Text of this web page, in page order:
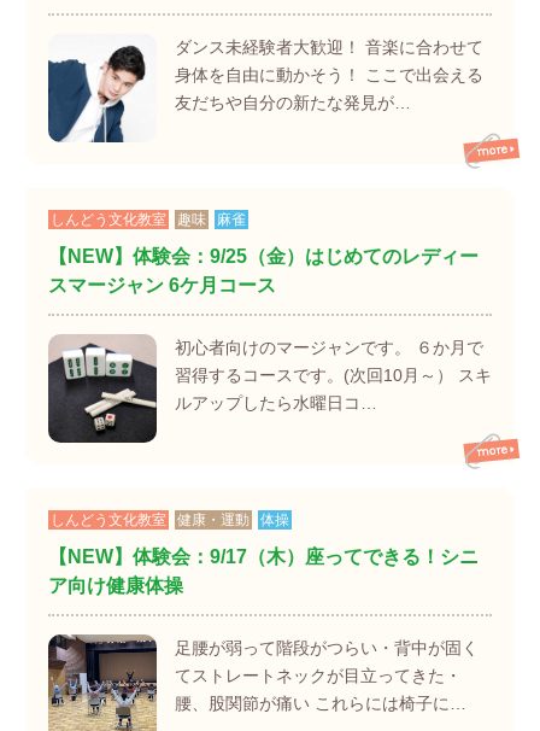
ダンス未経験者大歓迎！ 音楽に合わせて
身体を自由に動かそう！ ここで出会える
友だちや自分の新たな発見が…
しんどう文化教室 趣味 麻雀
【NEW】体験会：9/25（金）はじめてのレディー
スマージャン 6ケ月コース
初心者向けのマージャンです。 ６か月で
習得するコースです。(次回10月～） スキ
ルアップしたら水曜日コ…
しんどう文化教室 健康・運動 体操
【NEW】体験会：9/17（木）座ってできる！シニ
ア向け健康体操
足腰が弱って階段がつらい・背中が固く
てストレートネックが目立ってきた・
腰、股関節が痛い これらには椅子に…